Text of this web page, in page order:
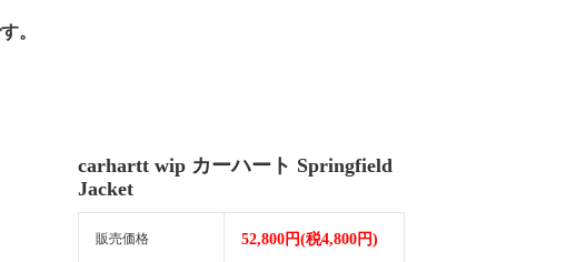
。
carhartt wip カーハート Springfield
Jacket
販売価格 52,800円(税4,800円)